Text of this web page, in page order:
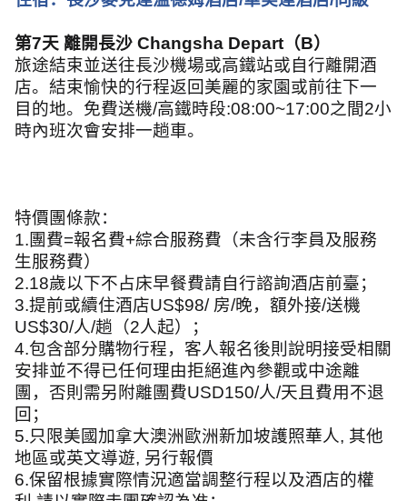
第7天 離開長沙 Changsha Depart （B）
旅途結束並送往長沙機場或高鐵站或自行離開酒
店。結束愉快的行程返回美麗的家園或前往下一
目的地。免費送機/高鐵時段:08:00~17:00之間2小
時內班次會安排一趟車。
特價團條款：
1.團費=報名費+綜合服務費（未含行李員及服務
生服務費）
2.18歲以下不占床早餐費請自行諮詢酒店前臺；
3.提前或續住酒店US$98/ 房/晚，額外接/送機
US$30/人/趟（2人起）；
4.包含部分購物行程，客人報名後則說明接受相關
安排並不得已任何理由拒絕進內參觀或中途離
團，否則需另附離團費USD150/人/天且費用不退
回；
5.只限美國加拿大澳洲歐洲新加坡護照華人, 其他
地區或英文導遊, 另行報價
6.保留根據實際情況適當調整行程以及酒店的權